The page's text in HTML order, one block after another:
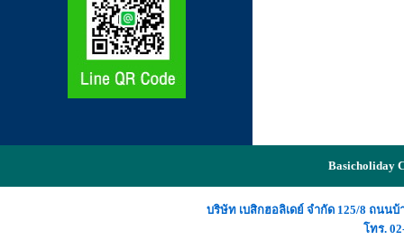
Basicholiday
บริษัท เบสิกฮอลิเดย์ จำกัด 125/8 ถนน
โทร.